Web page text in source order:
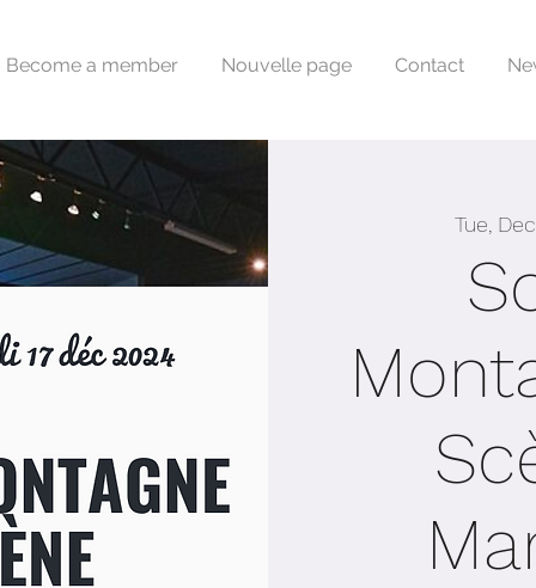
Become a member Nouvelle page Contact
Tue,